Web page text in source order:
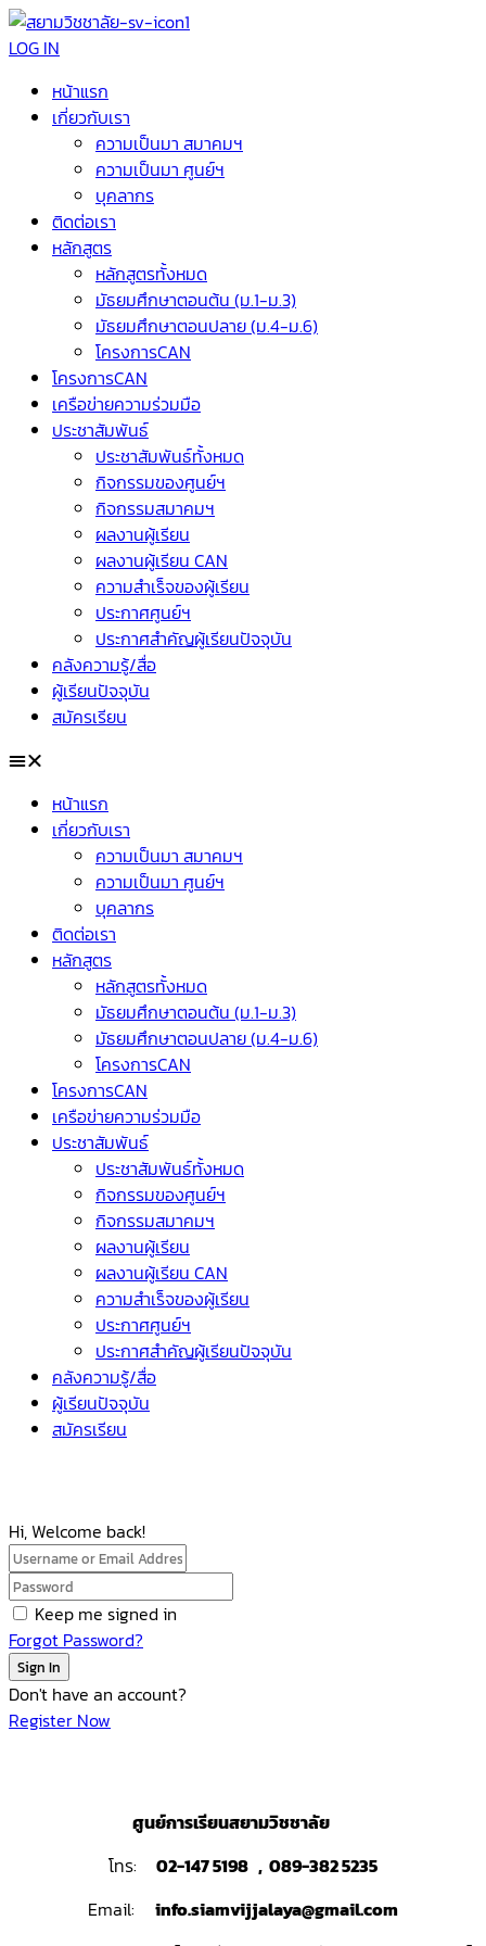
LOG IN
หน้าแรก
เกี่ยวกับเรา
ความเป็นมา สมาคมฯ
ความเป็นมา ศูนย์ฯ
บุคลากร
ติดต่อเรา
หลักสูตร
หลักสูตรทั้งหมด
มัธยมศึกษาตอนต้น (ม.1-ม.3)
มัธยมศึกษาตอนปลาย (ม.4-ม.6)
โครงการCAN
โครงการCAN
เครือข่ายความร่วมมือ
ประชาสัมพันธ์
ประชาสัมพันธ์ทั้งหมด
กิจกรรมของศูนย์ฯ
กิจกรรมสมาคมฯ
ผลงานผู้เรียน
ผลงานผู้เรียน CAN
ความสำเร็จของผู้เรียน
ประกาศศูนย์ฯ
ประกาศสำคัญผู้เรียนปัจจุบัน
คลังความรู้/สื่อ
ผู้เรียนปัจจุบัน
สมัครเรียน
หน้าแรก
เกี่ยวกับเรา
ความเป็นมา สมาคมฯ
ความเป็นมา ศูนย์ฯ
บุคลากร
ติดต่อเรา
หลักสูตร
หลักสูตรทั้งหมด
มัธยมศึกษาตอนต้น (ม.1-ม.3)
มัธยมศึกษาตอนปลาย (ม.4-ม.6)
โครงการCAN
โครงการCAN
เครือข่ายความร่วมมือ
ประชาสัมพันธ์
ประชาสัมพันธ์ทั้งหมด
กิจกรรมของศูนย์ฯ
กิจกรรมสมาคมฯ
ผลงานผู้เรียน
ผลงานผู้เรียน CAN
ความสำเร็จของผู้เรียน
ประกาศศูนย์ฯ
ประกาศสำคัญผู้เรียนปัจจุบัน
คลังความรู้/สื่อ
ผู้เรียนปัจจุบัน
สมัครเรียน
Hi, Welcome back!
Keep me signed in
Forgot Password?
Sign In
Don't have an account?
Register Now
ศูนย์การเรียนสยามวิชชาลัย
โทร:
02-147 5198 , 089-382 5235
Email:
info.siamvijjalaya@gmail.com